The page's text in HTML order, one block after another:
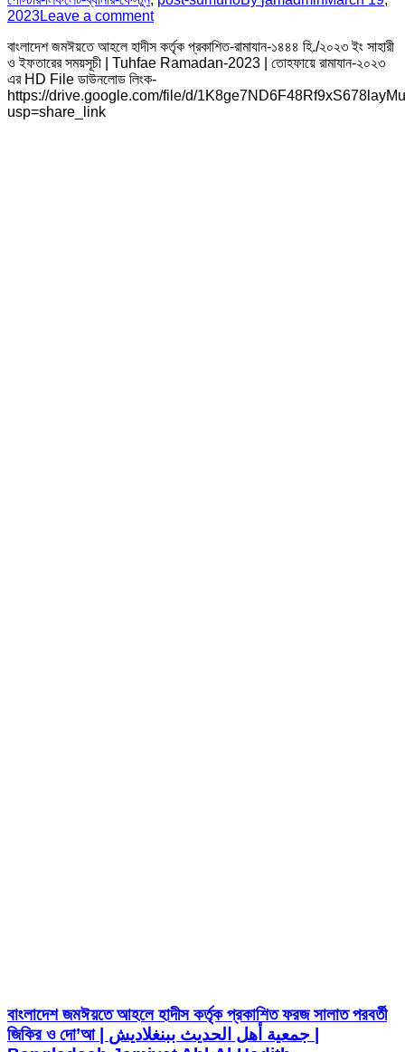
2023Leave a comment
বাংলাদেশ জমঈয়তে আহলে হাদীস কর্তৃক প্রকাশিত-রামাযান-১৪৪৪ হি./২০২৩ ইং সাহারী
ও ইফতারের সময়সূচী | Tuhfae Ramadan-2023 | তোহফায়ে রামাযান-২০২৩
এর HD File ডাউনলোড লিংক-
https://drive.google.com/file/d/
usp=share_link
বাংলাদেশ জমঈয়তে আহলে হাদীস কর্তৃক প্রকাশিত ফরজ সালাত পরবর্তী
জিকির ও দো’আ | جمعية أهل الحديث ببنغلاديش |